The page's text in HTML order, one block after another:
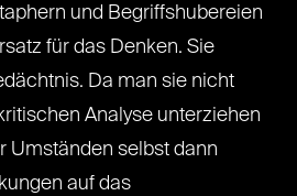
und Begriffshubereien
für das Denken. Sie
Da man sie nicht
Analyse unterziehen
Umständen selbst dann
auf das